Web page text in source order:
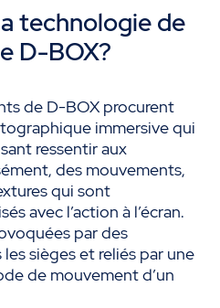
technologie de
D-BOX?
de D-BOX procurent
immersive qui
ressentir aux
des mouvements,
qui sont
avec l’action à l’écran.
par des
sièges et reliés par une
de mouvement d’un